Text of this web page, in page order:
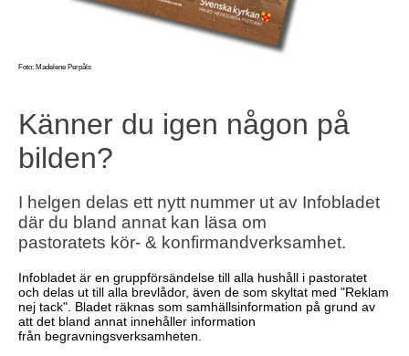
Foto: Madelene Perpåls
Känner du igen någon på
bilden?
I helgen delas ett nytt nummer ut av Infobladet
där du bland annat kan läsa om
pastoratets kör- & konfirmandverksamhet.
Infobladet är en gruppförsändelse till alla hushåll i pastoratet
och delas ut till alla brevlådor, även de som skyltat med "Reklam
nej tack". Bladet räknas som samhällsinformation på grund av
att det bland annat innehåller information
från begravningsverksamheten.